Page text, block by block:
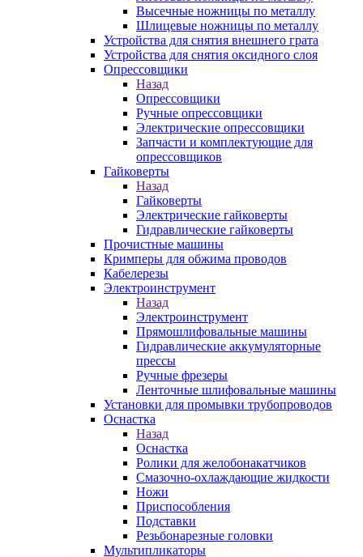
Высечные ножницы по металлу
Шлицевые ножницы по металлу
Устройства для снятия внешнего грата
Устройства для снятия оксидного слоя
Опрессовщики
Назад
Опрессовщики
Ручные опрессовщики
Электрические опрессовщики
Запчасти и комплектующие для
опрессовщиков
Гайковерты
Назад
Гайковерты
Электрические гайковерты
Гидравлические гайковерты
Прочистные машины
Кримперы для обжима проводов
Кабелерезы
Электроинструмент
Назад
Электроинструмент
Прямошлифовальные машины
Гидравлические аккумуляторные
прессы
Ручные фрезеры
Ленточные шлифовальные машины
Установки для промывки трубопроводов
Оснастка
Назад
Оснастка
Ролики для желобонакатчиков
Смазочно-охлаждающие жидкости
Ножи
Приспособления
Подставки
Резьбонарезные головки
Мультипликаторы